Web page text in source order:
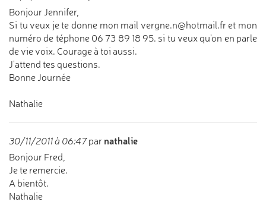
Bonjour Jennifer,
Si tu veux je te donne mon mail vergne.n@hotmail.fr et mon
numéro de téphone 06 73 89 18 95. si tu veux qu'on en parle
de vie voix. Courage à toi aussi.
J'attend tes questions.
Bonne Journée
Nathalie
30/11/2011 à 06:47par nathalie
Bonjour Fred,
Je te remercie.
A bientôt.
Nathalie